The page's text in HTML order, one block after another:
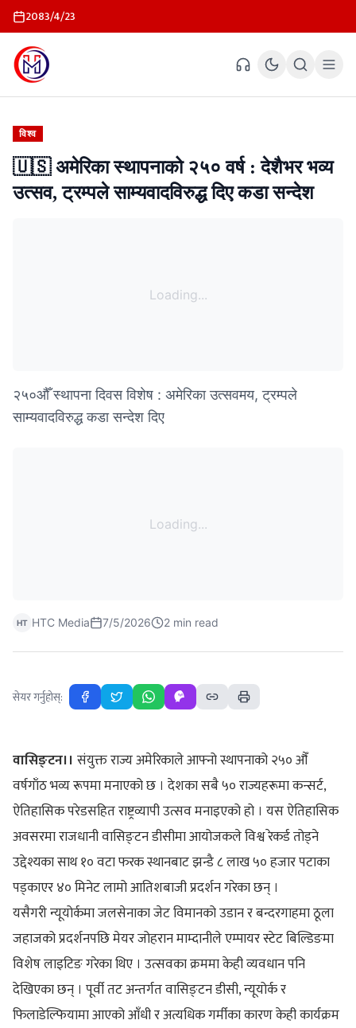
2083/4/23
विश्व
🇺🇸 अमेरिका स्थापनाको २५० वर्ष : देशैभर भव्य
उत्सव, ट्रम्पले साम्यवादविरुद्ध दिए कडा सन्देश
Loading...
२५०औँ स्थापना दिवस विशेष : अमेरिका उत्सवमय, ट्रम्पले
साम्यवादविरुद्ध कडा सन्देश दिए
Loading...
HT HTC Media 7/5/2026 2 min read
सेयर गर्नुहोस्:
वासिङ्टन।। संयुक्त राज्य अमेरिकाले आफ्नो स्थापनाको २५० औँ
वर्षगाँठ भव्य रूपमा मनाएको छ । देशका सबै ५० राज्यहरूमा कन्सर्ट,
ऐतिहासिक परेडसहित राष्ट्रव्यापी उत्सव मनाइएको हो । यस ऐतिहासिक
अवसरमा राजधानी वासिङ्टन डीसीमा आयोजकले विश्व रेकर्ड तोड्ने
उद्देश्यका साथ १० वटा फरक स्थानबाट झन्डै ८ लाख ५० हजार पटाका
पड्काएर ४० मिनेट लामो आतिशबाजी प्रदर्शन गरेका छन् ।
यसैगरी न्यूयोर्कमा जलसेनाका जेट विमानको उडान र बन्दरगाहमा ठूला
जहाजको प्रदर्शनपछि मेयर जोहरान माम्दानीले एम्पायर स्टेट बिल्डिङमा
विशेष लाइटिङ गरेका थिए । उत्सवका क्रममा केही व्यवधान पनि
देखिएका छन् । पूर्वी तट अन्तर्गत वासिङ्टन डीसी, न्यूयोर्क र
फिलाडेल्फियामा आएको आँधी र अत्यधिक गर्मीका कारण केही कार्यक्रम